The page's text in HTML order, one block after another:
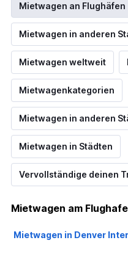
Mietwagen an Flughäfen
Mietwagen in anderen
Mietwagen weltweit
Mietwagenkategorien
Mietwagen in anderen
Mietwagen in Städten
Vervollständige deinen
Mietwagen am
Mietwagen in Denver